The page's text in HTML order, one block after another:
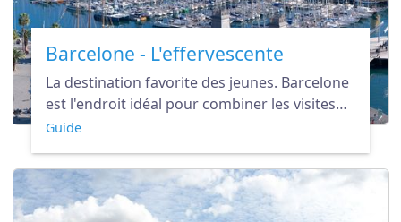
Barcelone - L'effervescente
La destination favorite des jeunes. Barcelone
est l'endroit idéal pour combiner les visites
culturelles et le farniente au soleil.
Guide